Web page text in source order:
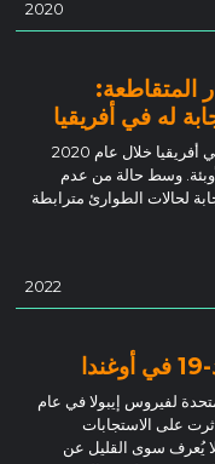
2020
المتقاطعة:
تشارك هذه المقالة النتائج المتعلقة بكوفيد-19 في أفريقيا خلال عام 2020
وسط حالة من عدم
مراحل الاستجابة لحالات الطوارئ مترابطة
2022
لفيروس إيبولا في عام
على الاستجابات
لا يُعرف سوى القليل عن